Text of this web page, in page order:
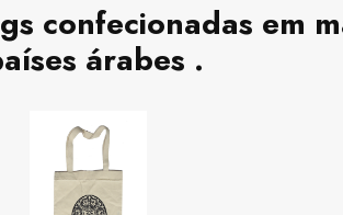
confecionadas em
árabes .